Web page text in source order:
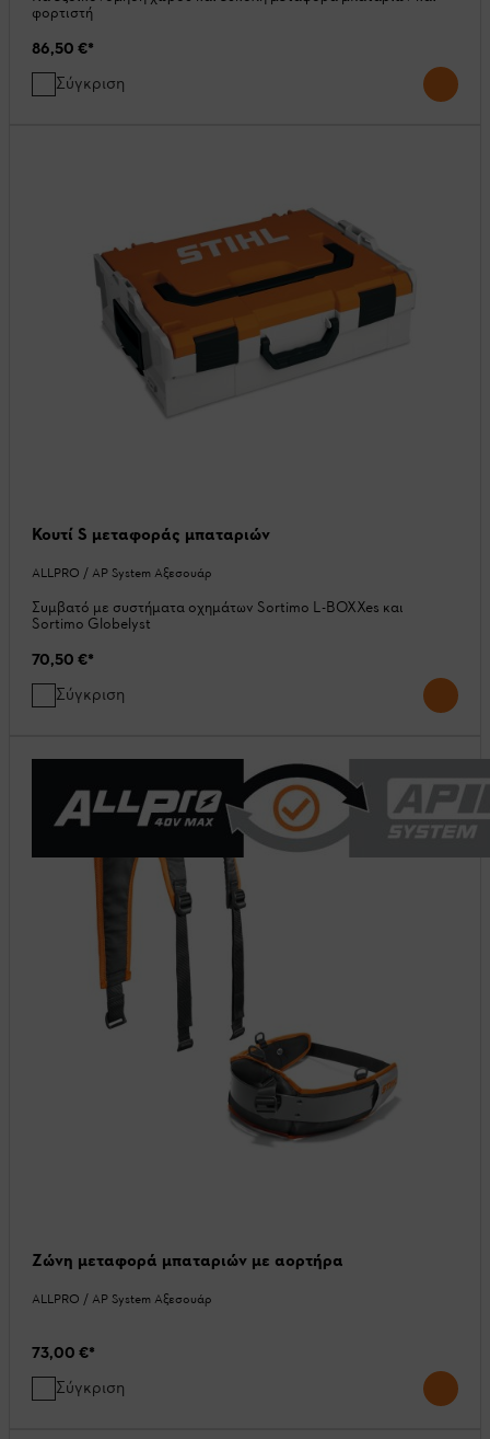
φορτιστή
86,50 €*
Σύγκριση
Κουτί S μεταφοράς μπαταριών
ALLPRO / AP System Αξεσουάρ
Συμβατό με συστήματα οχημάτων Sortimo L-BOXXes και
Sortimo Globelyst
70,50 €*
Σύγκριση
Ζώνη μεταφορά μπαταριών με αορτήρα
ALLPRO / AP System Αξεσουάρ
73,00 €*
Σύγκριση